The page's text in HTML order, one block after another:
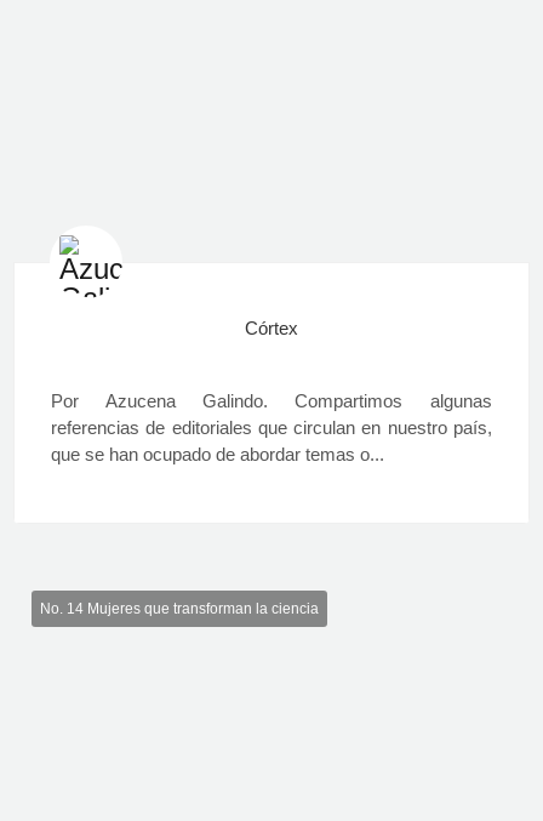
Córtex
Por Azucena Galindo. Compartimos algunas
referencias de editoriales que circulan en nuestro país,
que se han ocupado de abordar temas o...
No. 14 Mujeres que transforman la ciencia